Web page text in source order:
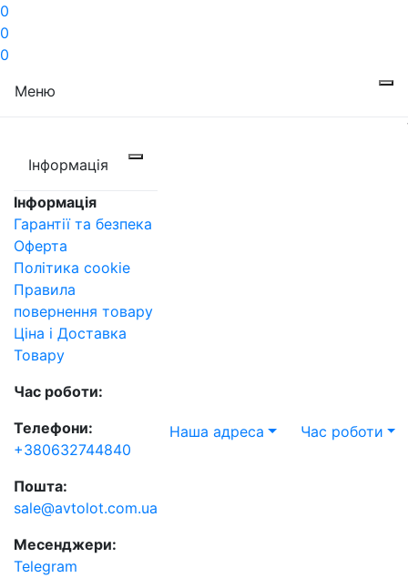
0
0
0
Меню
Інформація
Інформація
Гарантії та безпека
Оферта
Політика cookie
Правила
повернення товару
Ціна і Доставка
Товару
Час роботи:
Телефони:
+380632744840
Пошта:
sale@avtolot.com.ua
Месенджери:
Telegram
Наша адреса Час роботи